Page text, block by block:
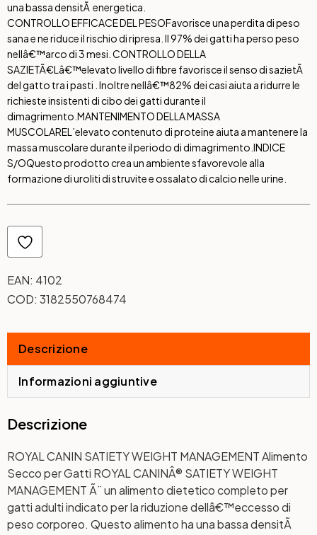
una bassa densitÃ energetica.
CONTROLLO EFFICACE DEL PESOFavorisce una perdita di peso
sana e ne riduce il rischio di ripresa. Il 97% dei gatti ha perso peso
nellâ€™arco di 3 mesi. CONTROLLO DELLA
SAZIETÃ€Lâ€™elevato livello di fibre favorisce il senso di sazietÃ
del gatto tra i pasti . Inoltre nellâ€™82% dei casi aiuta a ridurre le
richieste insistenti di cibo dei gatti durante il
dimagrimento. MANTENIMENTO DELLA MASSA
MUSCOLAREL’elevato contenuto di proteine aiuta a mantenere la
massa muscolare durante il periodo di dimagrimento. INDICE
S/OQuesto prodotto crea un ambiente sfavorevole alla
formazione di uroliti di struvite e ossalato di calcio nelle urine.
EAN: 4102
COD: 3182550768474
Descrizione
Informazioni aggiuntive
Descrizione
ROYAL CANIN SATIETY WEIGHT MANAGEMENT Alimento
Secco per Gatti ROYAL CANINÂ® SATIETY WEIGHT
MANAGEMENT Ã¨ un alimento dietetico completo per
gatti adulti indicato per la riduzione dellâ€™eccesso di
peso corporeo. Questo alimento ha una bassa densitÃ